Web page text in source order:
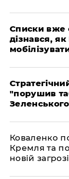
Списки вже
дізнався,
"порушив
Коваленко
Кремля та
новій загрозі